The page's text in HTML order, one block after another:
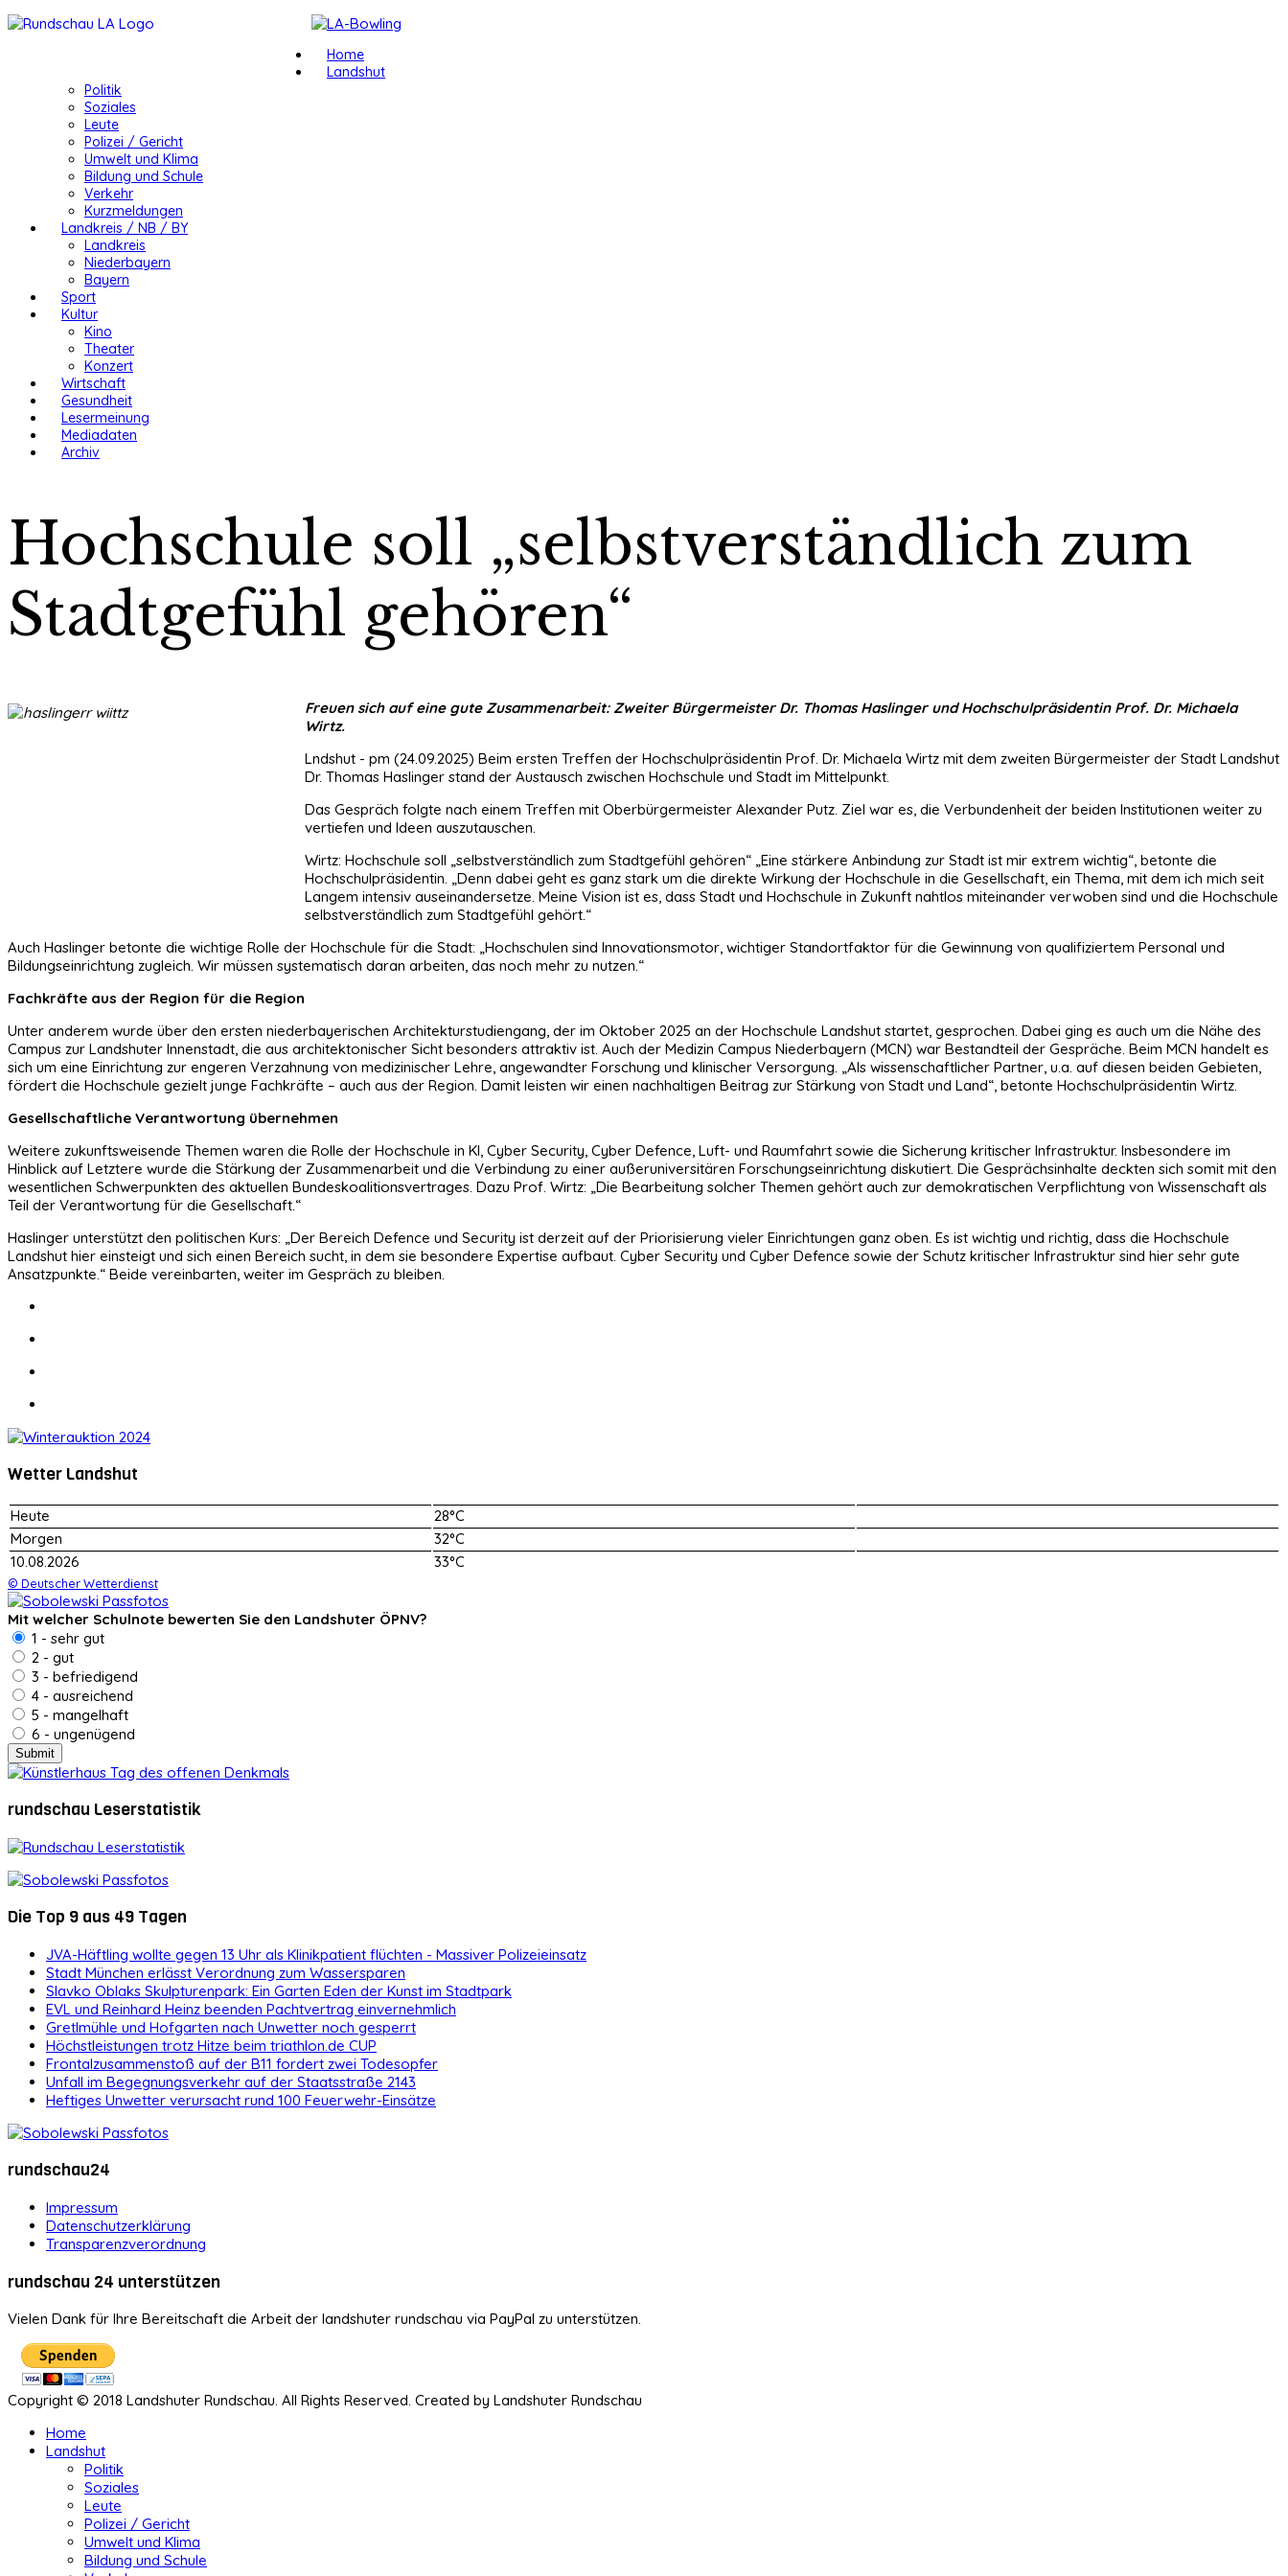
Home
Landshut
Politik
Soziales
Leute
Polizei / Gericht
Umwelt und Klima
Bildung und Schule
Verkehr
Kurzmeldungen
Landkreis / NB / BY
Landkreis
Niederbayern
Bayern
Sport
Kultur
Kino
Theater
Konzert
Wirtschaft
Gesundheit
Lesermeinung
Mediadaten
Archiv
Hochschule soll „selbstverständlich zum
Stadtgefühl gehören“
Freuen sich auf eine gute Zusammenarbeit: Zweiter Bürgermeister Dr. Thomas Haslinger und Hochschulpräsidentin Prof. Dr. Michaela
Wirtz.
Lndshut - pm (24.09.2025) Beim ersten Treffen der Hochschulpräsidentin Prof. Dr. Michaela Wirtz mit dem zweiten Bürgermeister der Stadt Landshut
Dr. Thomas Haslinger stand der Austausch zwischen Hochschule und Stadt im Mittelpunkt.
Das Gespräch folgte nach einem Treffen mit Oberbürgermeister Alexander Putz. Ziel war es, die Verbundenheit der beiden Institutionen weiter zu
vertiefen und Ideen auszutauschen.
Wirtz: Hochschule soll „selbstverständlich zum Stadtgefühl gehören“ „Eine stärkere Anbindung zur Stadt ist mir extrem wichtig“, betonte die
Hochschulpräsidentin. „Denn dabei geht es ganz stark um die direkte Wirkung der Hochschule in die Gesellschaft, ein Thema, mit dem ich mich seit
Langem intensiv auseinandersetze. Meine Vision ist es, dass Stadt und Hochschule in Zukunft nahtlos miteinander verwoben sind und die Hochschule
selbstverständlich zum Stadtgefühl gehört.“
Auch Haslinger betonte die wichtige Rolle der Hochschule für die Stadt: „Hochschulen sind Innovationsmotor, wichtiger Standortfaktor für die Gewinnung von qualifiziertem Personal und
Bildungseinrichtung zugleich. Wir müssen systematisch daran arbeiten, das noch mehr zu nutzen.“
Fachkräfte aus der Region für die Region
Unter anderem wurde über den ersten niederbayerischen Architekturstudiengang, der im Oktober 2025 an der Hochschule Landshut startet, gesprochen. Dabei ging es auch um die Nähe des
Campus zur Landshuter Innenstadt, die aus architektonischer Sicht besonders attraktiv ist. Auch der Medizin Campus Niederbayern (MCN) war Bestandteil der Gespräche. Beim MCN handelt es
sich um eine Einrichtung zur engeren Verzahnung von medizinischer Lehre, angewandter Forschung und klinischer Versorgung. „Als wissenschaftlicher Partner, u.a. auf diesen beiden Gebieten,
fördert die Hochschule gezielt junge Fachkräfte – auch aus der Region. Damit leisten wir einen nachhaltigen Beitrag zur Stärkung von Stadt und Land“, betonte Hochschulpräsidentin Wirtz.
Gesellschaftliche Verantwortung übernehmen
Weitere zukunftsweisende Themen waren die Rolle der Hochschule in KI, Cyber Security, Cyber Defence, Luft- und Raumfahrt sowie die Sicherung kritischer Infrastruktur. Insbesondere im
Hinblick auf Letztere wurde die Stärkung der Zusammenarbeit und die Verbindung zu einer außeruniversitären Forschungseinrichtung diskutiert. Die Gesprächsinhalte deckten sich somit mit den
wesentlichen Schwerpunkten des aktuellen Bundeskoalitionsvertrages. Dazu Prof. Wirtz: „Die Bearbeitung solcher Themen gehört auch zur demokratischen Verpflichtung von Wissenschaft als
Teil der Verantwortung für die Gesellschaft.“
Haslinger unterstützt den politischen Kurs: „Der Bereich Defence und Security ist derzeit auf der Priorisierung vieler Einrichtungen ganz oben. Es ist wichtig und richtig, dass die Hochschule
Landshut hier einsteigt und sich einen Bereich sucht, in dem sie besondere Expertise aufbaut. Cyber Security und Cyber Defence sowie der Schutz kritischer Infrastruktur sind hier sehr gute
Ansatzpunkte.“ Beide vereinbarten, weiter im Gespräch zu bleiben.
Wetter Landshut
Heute
28°C
Morgen
32°C
10.08.2026
33°C
© Deutscher Wetterdienst
Mit welcher Schulnote bewerten Sie den Landshuter ÖPNV?
1 - sehr gut
2 - gut
3 - befriedigend
4 - ausreichend
5 - mangelhaft
6 - ungenügend
rundschau Leserstatistik
Die Top 9 aus 49 Tagen
JVA-Häftling wollte gegen 13 Uhr als Klinikpatient flüchten - Massiver Polizeieinsatz
Stadt München erlässt Verordnung zum Wassersparen
Slavko Oblaks Skulpturenpark: Ein Garten Eden der Kunst im Stadtpark
EVL und Reinhard Heinz beenden Pachtvertrag einvernehmlich
Gretlmühle und Hofgarten nach Unwetter noch gesperrt
Höchstleistungen trotz Hitze beim triathlon.de CUP
Frontalzusammenstoß auf der B11 fordert zwei Todesopfer
Unfall im Begegnungsverkehr auf der Staatsstraße 2143
Heftiges Unwetter verursacht rund 100 Feuerwehr-Einsätze
rundschau24
Impressum
Datenschutzerklärung
Transparenzverordnung
rundschau 24 unterstützen
Vielen Dank für Ihre Bereitschaft die Arbeit der landshuter rundschau via PayPal zu unterstützen.
Copyright © 2018 Landshuter Rundschau. All Rights Reserved. Created by Landshuter Rundschau
Home
Landshut
Politik
Soziales
Leute
Polizei / Gericht
Umwelt und Klima
Bildung und Schule